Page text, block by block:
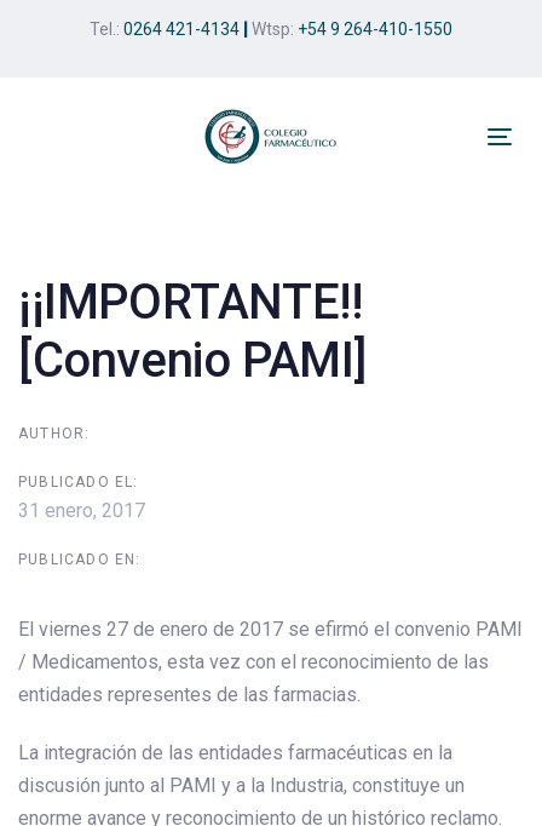
Tel.: 0264 421-4134 Wtsp: +54 9 264-410-1550
¡¡IMPORTANTE!!
[Convenio PAMI]
AUTHOR:
PUBLICADO EL:
31 enero, 2017
PUBLICADO EN:
El viernes 27 de enero de 2017 se efirmó el convenio PAMI
/ Medicamentos, esta vez con el reconocimiento de las
entidades representes de las farmacias.
La integración de las entidades farmacéuticas en la
discusión junto al PAMI y a la Industria, constituye un
enorme avance y reconocimiento de un histórico reclamo.
navigation